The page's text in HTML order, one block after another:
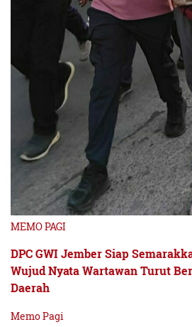
MEMO PAGI
DPC GWI Jember Siap
Wujud Nyata Wartawan Turut
Daerah
Memo Pagi